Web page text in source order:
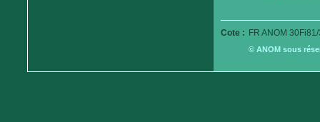
Cote : FR ANOM
© ANOM sous